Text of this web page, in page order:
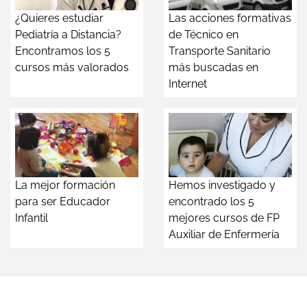
¿Quieres estudiar
Pediatría a Distancia?
Encontramos los 5
cursos más valorados
Las acciones formativas
de Técnico en
Transporte Sanitario
más buscadas en
Internet
La mejor formación
para ser Educador
Infantil
Hemos investigado y
encontrado los 5
mejores cursos de FP
Auxiliar de Enfermería